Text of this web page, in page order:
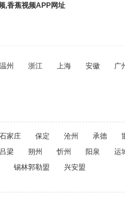
,香蕉视频APP网址
温州 浙江 上海 安徽 广
石家庄 保定 沧州 承德
吕梁 朔州 忻州 阳泉
运
锡林郭勒盟 兴安盟